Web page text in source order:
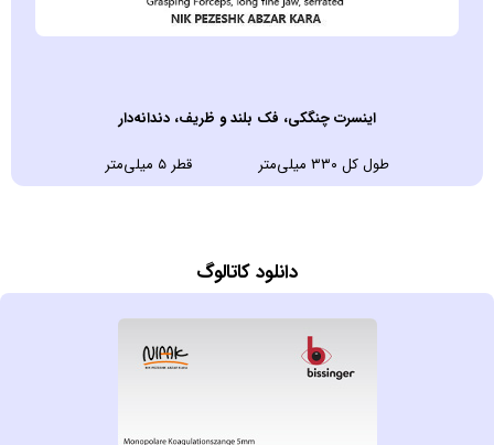
اينسرت چنگکی، فک بلند و ظریف، دندانه‌دار
طول کل ۳۳۰ میلی‌متر قطر ۵ میلی‌متر
دانلود کاتالوگ